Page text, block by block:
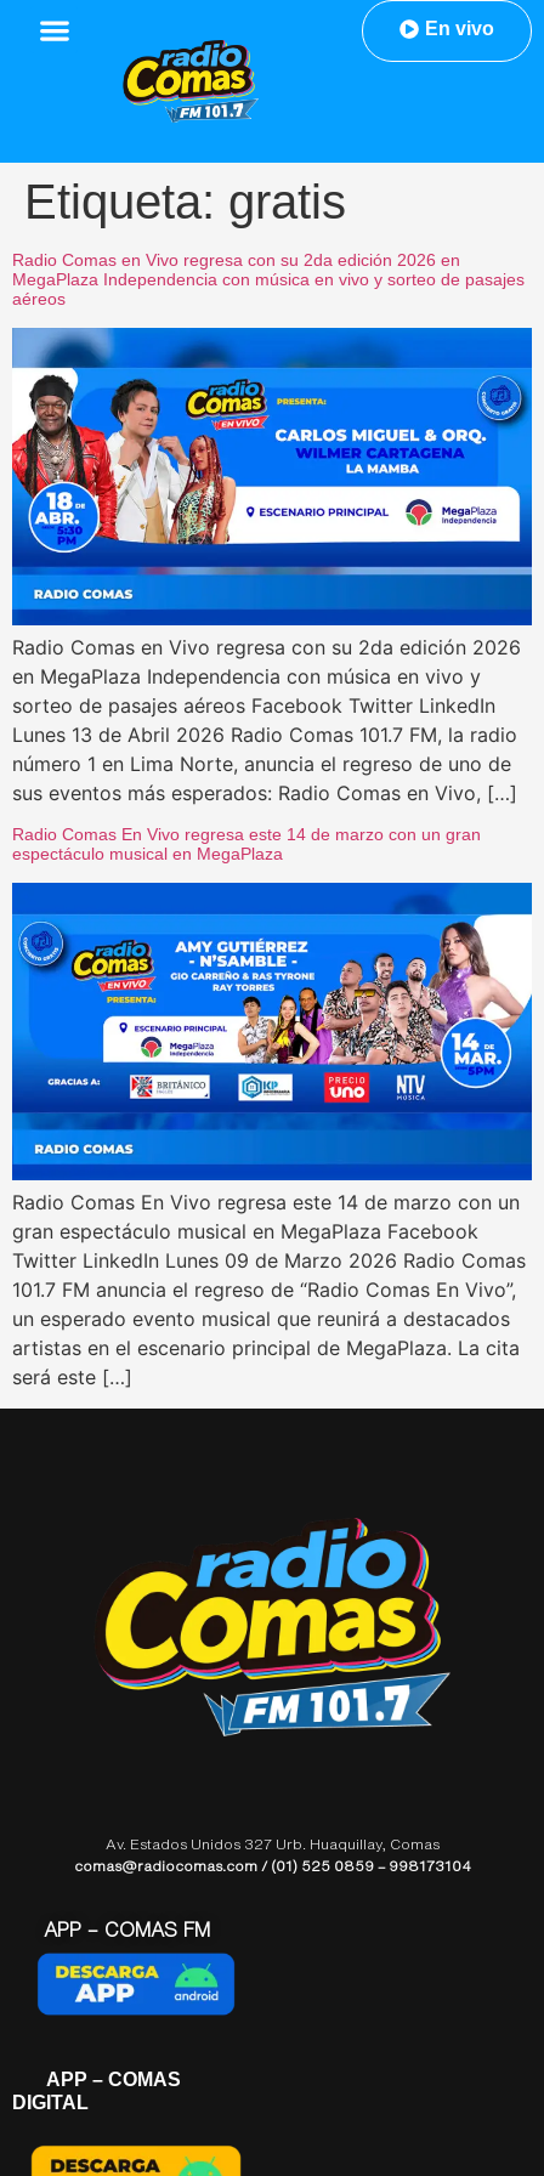
En vivo
Etiqueta: gratis
Radio Comas en Vivo regresa con su 2da edición 2026 en
MegaPlaza Independencia con música en vivo y sorteo de pasajes
aéreos
Radio Comas en Vivo regresa con su 2da edición 2026
en MegaPlaza Independencia con música en vivo y
sorteo de pasajes aéreos Facebook Twitter LinkedIn
Lunes 13 de Abril 2026 Radio Comas 101.7 FM, la radio
número 1 en Lima Norte, anuncia el regreso de uno de
sus eventos más esperados: Radio Comas en Vivo, […]
Radio Comas En Vivo regresa este 14 de marzo con un gran
espectáculo musical en MegaPlaza
Radio Comas En Vivo regresa este 14 de marzo con un
gran espectáculo musical en MegaPlaza Facebook
Twitter LinkedIn Lunes 09 de Marzo 2026 Radio Comas
101.7 FM anuncia el regreso de “Radio Comas En Vivo”,
un esperado evento musical que reunirá a destacados
artistas en el escenario principal de MegaPlaza. La cita
será este […]
Av. Estados Unidos 327 Urb. Huaquillay, Comas
comas@radiocomas.com / (01) 525 0859 – 998173104
APP – COMAS FM
APP – COMAS
DIGITAL